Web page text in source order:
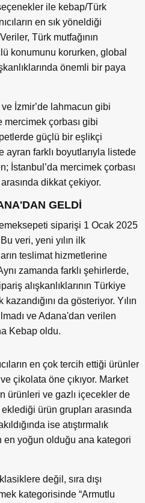
çenekler ile kebap/Türk
ıcı ların en sık yöneldiği
Türk mutfağının
ü konumunu korurken, global
kanl ıklarında önemli bir paya
ve zmir’de lahmacun gibi
mercimek çorbası gibi
güç ü bir eş likçi
ayran farkl ı boyutlarıyla listede
stanbul ’da mercimek çorbası
ında dikkatçekiyor.
GELDİ
siparişi 1 Ocak 2025
veri, yeni yı ın ilk
ların teslimat hizmetlerine
ı zamanda farkl ı şehirlerde,
ş al ışkanl ıklarının Türkiye
kazandığını da gösteriyor. Yılın
ve Adana'dan verilen
Kebap oldu.
ıcı ların en çok tercih ettiği ürünler
çikolata öne çıkıyor. Market
n ürünleri ve gazl ı içecekler de
ği ürün grupları arasında
ı ldığında ise atıştırmal ık
en yoğun olduğu ana kategori
değil, sıra dışı
kategorisinde “Armutlu